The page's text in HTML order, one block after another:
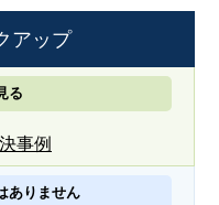
アップ
る
事例
ありません